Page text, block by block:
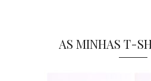
AS MINHAS T-